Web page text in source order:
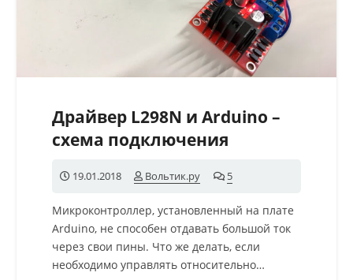
Драйвер L298N и Arduino –
схема подключения
19.01.2018 Вольтик.ру 5
Микроконтроллер, установленный на плате
Arduino, не способен отдавать большой ток
через свои пины. Что же делать, если
необходимо управлять относительно…